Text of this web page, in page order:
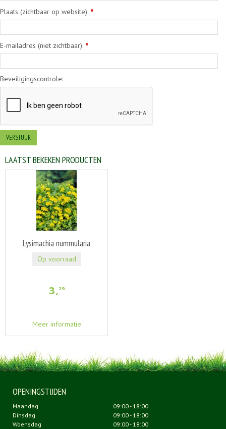
Plaats (zichtbaar op website): *
E-mailadres (niet zichtbaar): *
Beveiligingscontrole:
LAATST BEKEKEN PRODUCTEN
Lysimachia nummularia
3,29
Meer informatie
Op voorraad
OPENINGSTIJDEN
Maandag
09:00 - 18:00
Dinsdag
09:00 - 18:00
Woensdag
09:00 - 18:00